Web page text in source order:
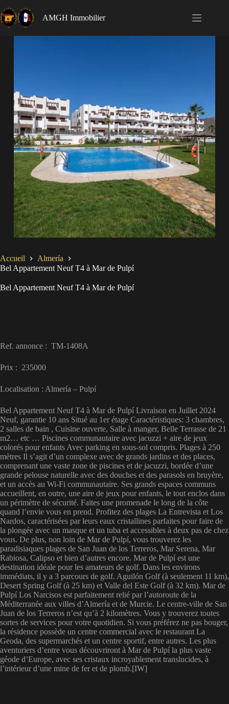
AMGH Immobilier
Accueil
Almería
Bel Appartement Neuf T4 à Mar de Pulpí
Bel Appartement Neuf T4 à Mar de Pulpí
Ref. annonce : TM-1408A
Prix : 235000
Localisation : Almería – Pulpí
Bel Appartement Neuf T4 à Mar de Pulpí Livraison en Juillet 2024
Neuf, garantie 10 ans Situé au 1er étage Caractéristiques: 3 chambres,
2 salles de bain , Cuisine ouverte, Salle à manger, Belle Terrasse de 21
m2… etc … Piscines communautaire avec jacuzzi + aire de jeux
colorés pour enfants Avec parking en sous-sol compris. Plages à 250
mètres Il s’agit d’un complexe avec de grands jardins et des places,
comprenant une vaste zone de piscines et de jacuzzi, bordée d’une
grande pelouse naturelle avec des douches et des parasols en bruyère,
et un accès au Wi-Fi communautaire. Ses grands espaces communs
accueillent, en outre, une aire de jeux pour enfants, le tout enclos dans
un périmètre de sécurité. Faites une promenade le long de la côte
quand l’envie vous en prend. Profitez des plages La Entrevista et Los
Nardos, caractérisées par leurs eaux cristallines parfaites pour faire de
la plongée avec un masque et un tuba et accessibles à deux pas de chez
vous. De plus, non loin de Mar de Pulpí, vous trouverez les
paradisiaques plages de San Juan de los Terreros, Mar Serena, Mar
Rabiosa, Calipso et bien d’autres encore. Mar de Pulpí est une
destination idéale pour les amateurs de golf. Dans les environs
immédiats, il y a 3 parcours de golf. Aguilón Golf (à seulement 11 km),
Desert Spring Golf (à 25 km) et Valle del Este Golf (à 32 km). Mar de
Pulpí Los Narcisos est parfaitement relié par l’autoroute de la
Méditerranée aux villes d’Almería et de Murcie. Le centre-ville de San
Juan de los Terreros n’est qu’à 2 kilomètres. Vous y trouverez toutes
sortes de services pour votre quotidien. Si vous préférez ne pas bouger,
la résidence possède un centre commercial avec le restaurant La
Geoda, des supermarchés et un centre sportif, entre autres. Les plus
aventuriers d’entre vous découvriront à Mar de Pulpí la plus vaste
géode d’Europe, avec ses cristaux incroyablement translucides, à
l’intérieur d’une mine de fer et de plomb.[IW]